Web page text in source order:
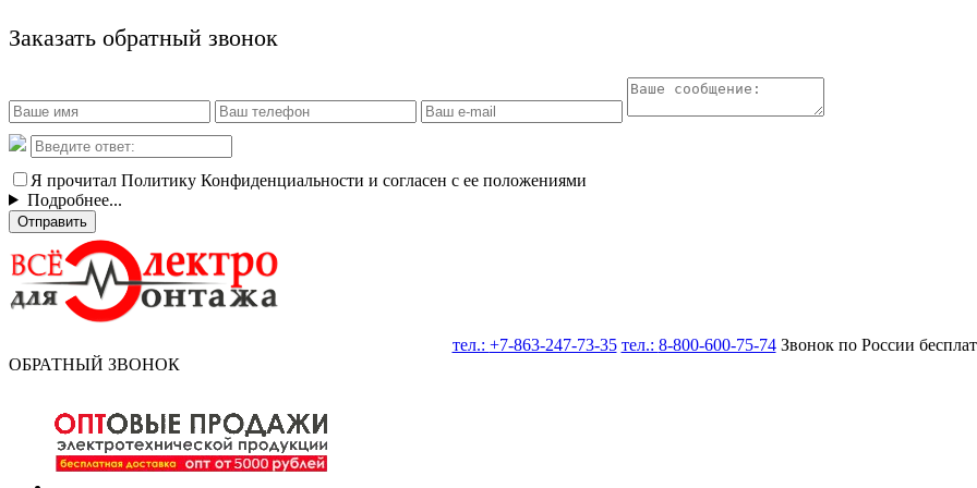
Заказать обратный звонок
Я прочитал Политику Конфиденциальности и согласен с ее положениями
Подробнее...
Отправить
тел.: +7-863-247-73-35 тел.: 8-800-600-75-74Звонок по России
ОБРАТНЫЙ ЗВОНОК